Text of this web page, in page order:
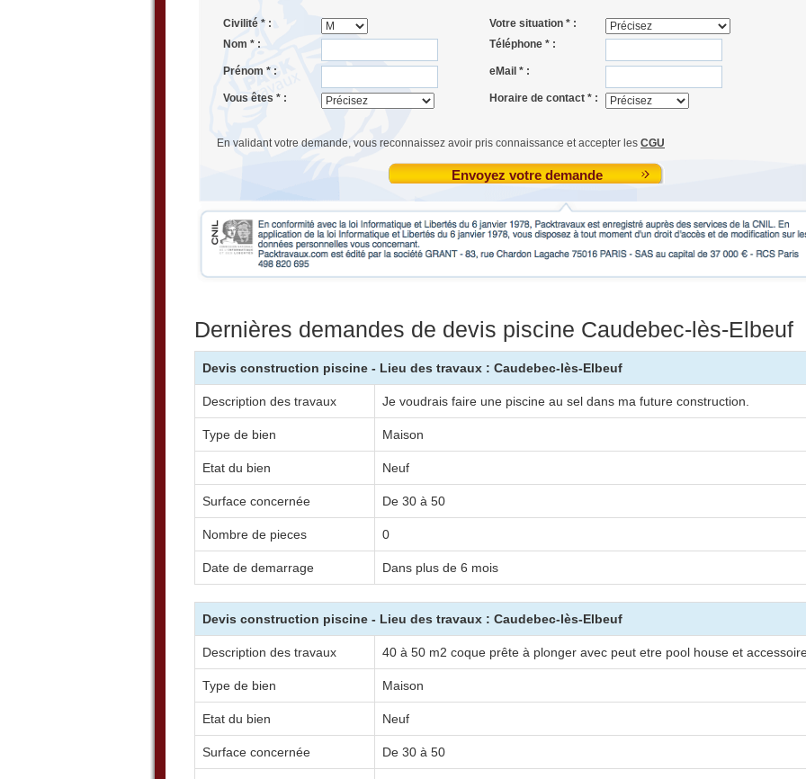
Civilité * :
Votre situation * :
Nom * :
Téléphone * :
Prénom * : eMail * :
Vous êtes * : Horaire de contact * :
En validant votre demande, vous reconnaissez avoir pris connaissance et accepter les CGU
Envoyez votre demande
Dernières demandes de devis piscine Caudebec-lès-Elbeuf
Devis construction piscine - Lieu des travaux : Caudebec-lès-Elbeuf
Description des travaux Je voudrais faire une piscine au sel dans ma future construction.
Type de bien Maison
Etat du bien Neuf
Surface concernée De 30 à 50
Nombre de pieces 0
Date de demarrage Dans plus de 6 mois
Devis construction piscine - Lieu des travaux : Caudebec-lès-Elbeuf
Description des travaux 40 à 50 m2 coque prête à plonger avec peut etre pool house et
Type de bien Maison
Etat du bien Neuf
Surface concernée De 30 à 50